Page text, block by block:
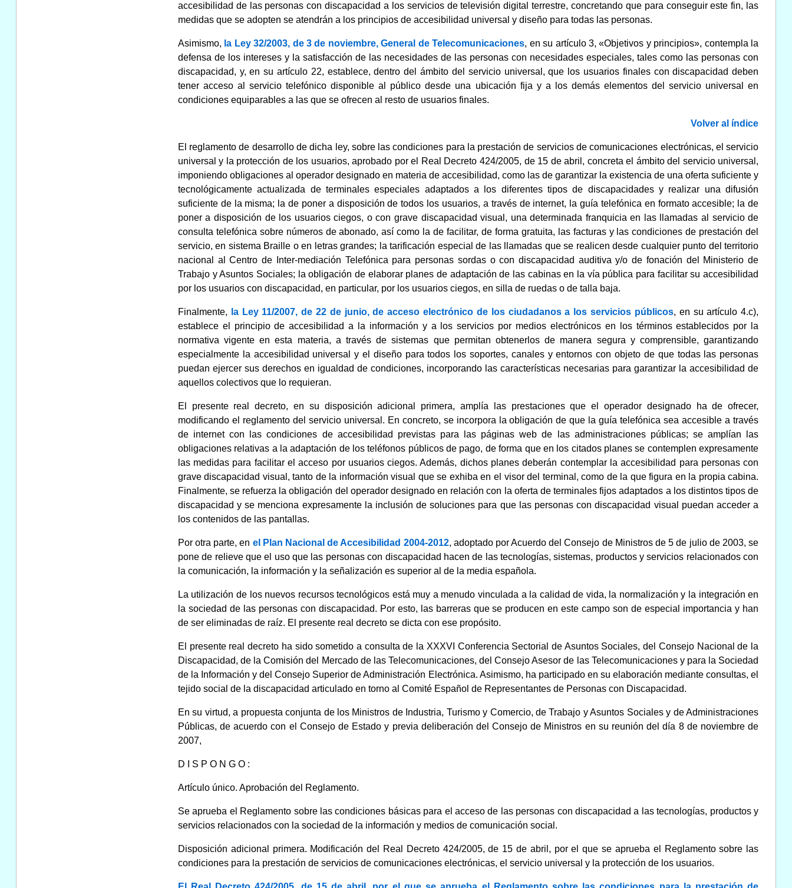
accesibilidad de las personas con discapacidad a los servicios de televisión digital terrestre, concretando que para conseguir este fin, las
medidas que se adopten se atendrán a los principios de accesibilidad universal y diseño para todas las personas.
Asimismo, la Ley 32/2003, de 3 de noviembre, General de Telecomunicaciones, en su artículo 3, «Objetivos y principios», contempla la
defensa de los intereses y la satisfacción de las necesidades de las personas con necesidades especiales, tales como las personas con
discapacidad, y, en su artículo 22, establece, dentro del ámbito del servicio universal, que los usuarios finales con discapacidad deben
tener acceso al servicio telefónico disponible al público desde una ubicación fija y a los demás elementos del servicio universal en
condiciones equiparables a las que se ofrecen al resto de usuarios finales.
Volver al índice
El reglamento de desarrollo de dicha ley, sobre las condiciones para la prestación de servicios de comunicaciones electrónicas, el servicio
universal y la protección de los usuarios, aprobado por el Real Decreto 424/2005, de 15 de abril, concreta el ámbito del servicio universal,
imponiendo obligaciones al operador designado en materia de accesibilidad, como las de garantizar la existencia de una oferta suficiente y
tecnológicamente actualizada de terminales especiales adaptados a los diferentes tipos de discapacidades y realizar una difusión
suficiente de la misma; la de poner a disposición de todos los usuarios, a través de internet, la guía telefónica en formato accesible; la de
poner a disposición de los usuarios ciegos, o con grave discapacidad visual, una determinada franquicia en las llamadas al servicio de
consulta telefónica sobre números de abonado, así como la de facilitar, de forma gratuita, las facturas y las condiciones de prestación del
servicio, en sistema Braille o en letras grandes; la tarificación especial de las llamadas que se realicen desde cualquier punto del territorio
nacional al Centro de Inter-mediación Telefónica para personas sordas o con discapacidad auditiva y/o de fonación del Ministerio de
Trabajo y Asuntos Sociales; la obligación de elaborar planes de adaptación de las cabinas en la vía pública para facilitar su accesibilidad
por los usuarios con discapacidad, en particular, por los usuarios ciegos, en silla de ruedas o de talla baja.
Finalmente, la Ley 11/2007, de 22 de junio, de acceso electrónico de los ciudadanos a los servicios públicos, en su artículo 4.c),
establece el principio de accesibilidad a la información y a los servicios por medios electrónicos en los términos establecidos por la
normativa vigente en esta materia, a través de sistemas que permitan obtenerlos de manera segura y comprensible, garantizando
especialmente la accesibilidad universal y el diseño para todos los soportes, canales y entornos con objeto de que todas las personas
puedan ejercer sus derechos en igualdad de condiciones, incorporando las características necesarias para garantizar la accesibilidad de
aquellos colectivos que lo requieran.
El presente real decreto, en su disposición adicional primera, amplía las prestaciones que el operador designado ha de ofrecer,
modificando el reglamento del servicio universal. En concreto, se incorpora la obligación de que la guía telefónica sea accesible a través
de internet con las condiciones de accesibilidad previstas para las páginas web de las administraciones públicas; se amplían las
obligaciones relativas a la adaptación de los teléfonos públicos de pago, de forma que en los citados planes se contemplen expresamente
las medidas para facilitar el acceso por usuarios ciegos. Además, dichos planes deberán contemplar la accesibilidad para personas con
grave discapacidad visual, tanto de la información visual que se exhiba en el visor del terminal, como de la que figura en la propia cabina.
Finalmente, se refuerza la obligación del operador designado en relación con la oferta de terminales fijos adaptados a los distintos tipos de
discapacidad y se menciona expresamente la inclusión de soluciones para que las personas con discapacidad visual puedan acceder a
los contenidos de las pantallas.
Por otra parte, en el Plan Nacional de Accesibilidad 2004-2012, adoptado por Acuerdo del Consejo de Ministros de 5 de julio de 2003, se
pone de relieve que el uso que las personas con discapacidad hacen de las tecnologías, sistemas, productos y servicios relacionados con
la comunicación, la información y la señalización es superior al de la media española.
La utilización de los nuevos recursos tecnológicos está muy a menudo vinculada a la calidad de vida, la normalización y la integración en
la sociedad de las personas con discapacidad. Por esto, las barreras que se producen en este campo son de especial importancia y han
de ser eliminadas de raíz. El presente real decreto se dicta con ese propósito.
El presente real decreto ha sido sometido a consulta de la XXXVI Conferencia Sectorial de Asuntos Sociales, del Consejo Nacional de la
Discapacidad, de la Comisión del Mercado de las Telecomunicaciones, del Consejo Asesor de las Telecomunicaciones y para la Sociedad
de la Información y del Consejo Superior de Administración Electrónica. Asimismo, ha participado en su elaboración mediante consultas, el
tejido social de la discapacidad articulado en torno al Comité Español de Representantes de Personas con Discapacidad.
En su virtud, a propuesta conjunta de los Ministros de Industria, Turismo y Comercio, de Trabajo y Asuntos Sociales y de Administraciones
Públicas, de acuerdo con el Consejo de Estado y previa deliberación del Consejo de Ministros en su reunión del día 8 de noviembre de
2007,
D I S P O N G O :
Artículo único. Aprobación del Reglamento.
Se aprueba el Reglamento sobre las condiciones básicas para el acceso de las personas con discapacidad a las tecnologías, productos y
servicios relacionados con la sociedad de la información y medios de comunicación social.
Disposición adicional primera. Modificación del Real Decreto 424/2005, de 15 de abril, por el que se aprueba el Reglamento sobre las
condiciones para la prestación de servicios de comunicaciones electrónicas, el servicio universal y la protección de los usuarios.